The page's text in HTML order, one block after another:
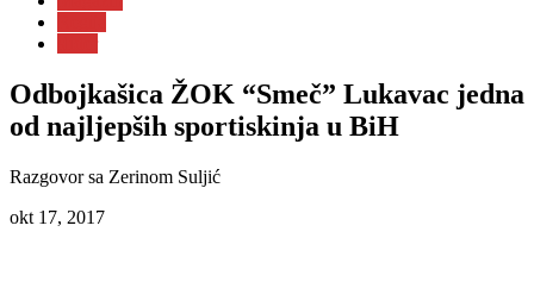
Odbojkašica ŽOK “Smeč” Lukavac jedna
od najljepših sportiskinja u BiH
Razgovor sa Zerinom Suljić
okt 17, 2017